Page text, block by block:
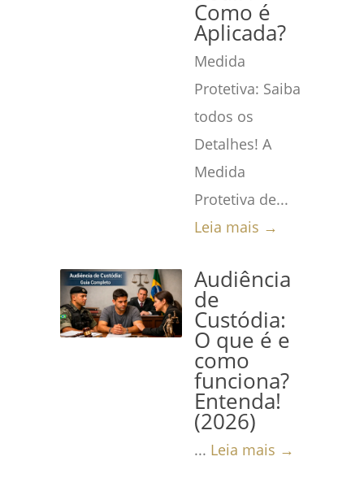
Como é
Aplicada?
Medida
Protetiva: Saiba
todos os
Detalhes! A
Medida
Protetiva de...
Leia mais →
Audiência
de
Custódia:
O que é e
como
funciona?
Entenda!
(2026)
... Leia mais →